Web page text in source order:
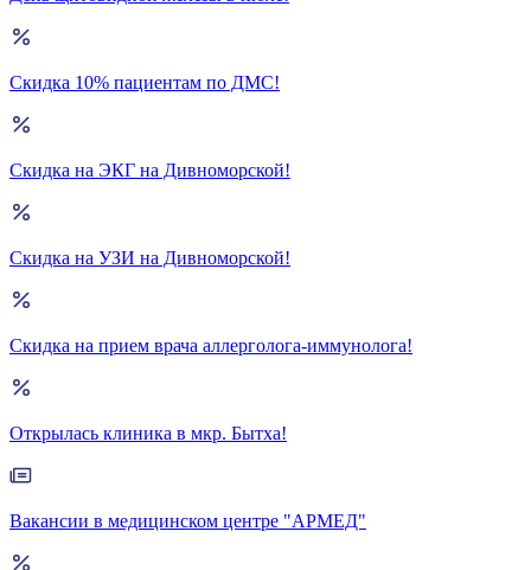
Скидка 10% пациентам по ДМС!
Скидка на ЭКГ на Дивноморской!
Скидка на УЗИ на Дивноморской!
Скидка на прием врача аллерголога-иммунолога!
Открылась клиника в мкр. Бытха!
Вакансии в медицинском центре "АРМЕД"